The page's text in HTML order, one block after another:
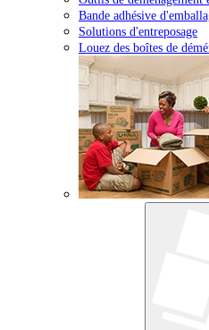
Bande adhésive
Solutions d'entreposage
Louez des boîtes de